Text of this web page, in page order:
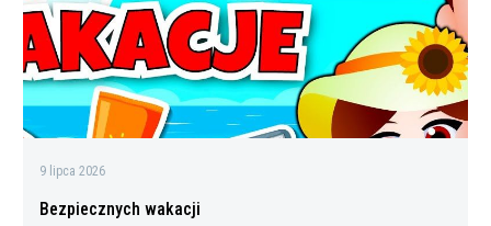
9 lipca 2026
Bezpiecznych wakacji